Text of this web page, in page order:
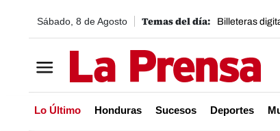
Sábado, 8 de Agosto Billeteras
Lo Último Honduras Sucesos Deportes